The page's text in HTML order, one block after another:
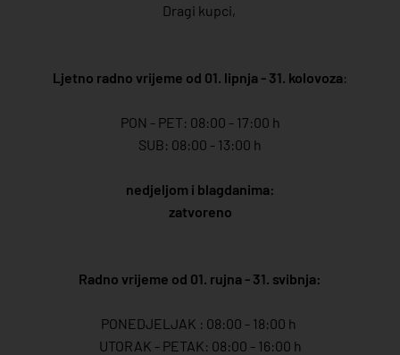
Dragi kupci,
Ljetno radno vrijeme od 01. lipnja - 31. kolovoza:
PON - PET: 08:00 - 17:00 h
SUB: 08:00 - 13:00 h
nedjeljom i blagdanima:
zatvoreno
Radno vrijeme od 01. rujna - 31. svibnja:
PONEDJELJAK : 08:00 - 18:00 h
UTORAK - PETAK: 08:00 - 16:00 h